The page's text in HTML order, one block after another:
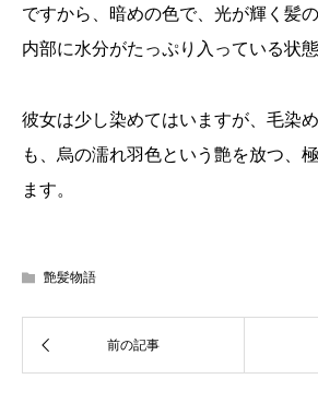
ですから、暗めの色で、光が輝く髪
内部に水分がたっぷり入っている状
彼女は少し染めてはいますが、毛染
も、烏の濡れ羽色という艶を放つ、
ます。
艶髪物語